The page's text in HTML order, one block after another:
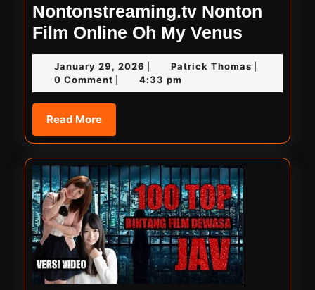
Nontonstreaming.tv Nonton
Film Online Oh My Venus
Nonton
Film
Online
Venus
January 29, 2026 January
29,
2026
Patrick ThomasPatrick
0 Comment 4:33 pm
Read MoreRead
More